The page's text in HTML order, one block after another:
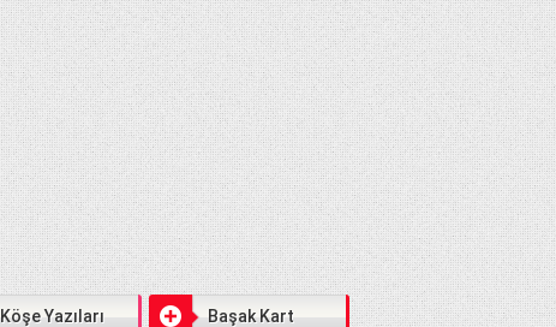
Köşe Yazıları Başak Kart